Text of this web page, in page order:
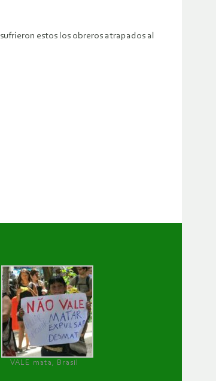
estos los obreros atrapados al
VALE mata, Brasil